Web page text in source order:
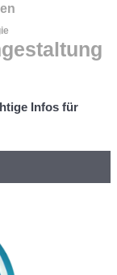
Infos für